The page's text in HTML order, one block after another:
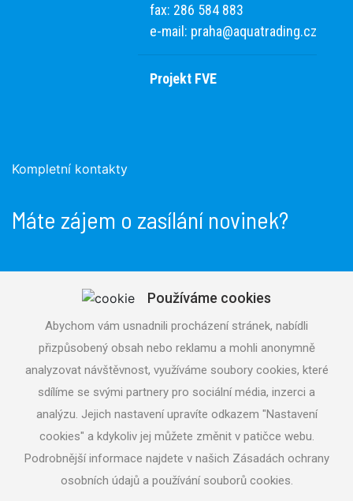
fax: 286 584 883
e-mail: praha@aquatrading.cz
Projekt FVE
Kompletní kontakty
Máte zájem o zasílání novinek?
Souhlasím sezpracováním osobních údajů
Copyright © 2026 aquatrading.cz
Používáme cookies
Abychom vám usnadnili procházení stránek, nabídli
přizpůsobený obsah nebo reklamu a mohli anonymně
analyzovat návštěvnost, využíváme soubory cookies, které
sdílíme se svými partnery pro sociální média, inzerci a
analýzu. Jejich nastavení upravíte odkazem "Nastavení
cookies" a kdykoliv jej můžete změnit v patičce webu.
Podrobnější informace najdete v našich Zásadách ochrany
osobních údajů a používání souborů cookies.